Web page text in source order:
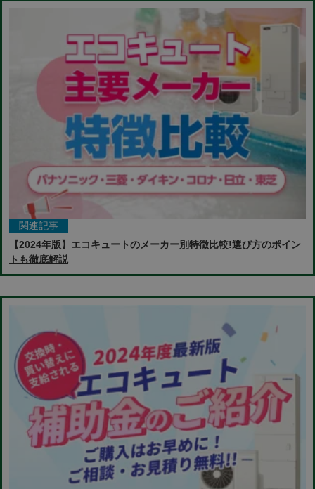
関連記事
【2024年版】エコキュートのメーカー別特徴比較!選び方のポイン
トも徹底解説